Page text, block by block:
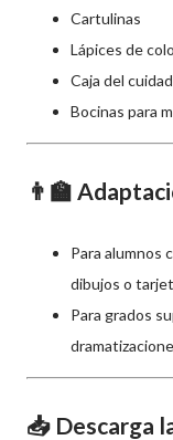
Cartulinas
Lápices de
Caja del
Bocinas para
👨‍🏫
Para alumnos
dibujos o
Para grados
📥 Descarga